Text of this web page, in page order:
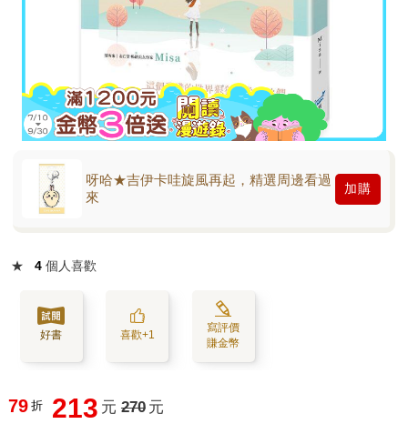
呀哈★吉伊卡哇旋風再起，精選周邊看過
來
加購
★ 4 個人喜歡
好書 喜歡+1
寫評價
賺金幣
79 折 213 元 270 元